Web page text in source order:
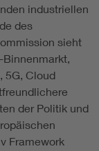
industriellen
des
sieht
5G, Cloud
der Politik und
Framework